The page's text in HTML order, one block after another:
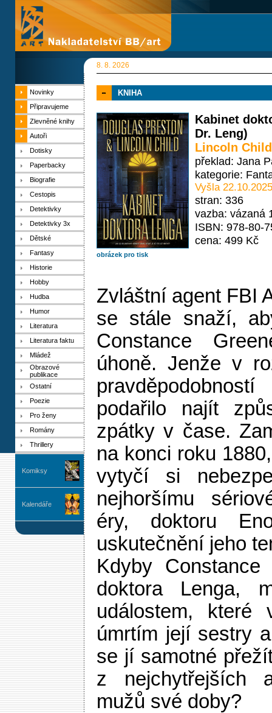
8. 8. 2026
Novinky
Připravujeme
Zlevněné knihy
Autoři
Dotisky
Paperbacky
Biografie
Cestopis
Detektivky
Detektivky 3x
Dětské
Fantasy
Historie
Hobby
Hudba
Humor
Literatura
Literatura faktu
Mládež
Obrazové
publikace
Ostatní
Poezie
Pro ženy
Romány
Thrillery
Komiksy
Kalendáře
KNIHA
obrázek pro tisk
Kabinet
Dr. Leng)
Lincoln Child
překlad: Jana
kategorie:
Vyšla 22.10.2025
stran: 336
vazba: vázaná
ISBN: 978-80-
cena: 499 Kč
Zvláštní agent FBI
se stále snaží,
Constance
úhoně. Jenže v
podařilo najít
zpátky v čase.
na konci roku
vytyčí si
nejhoršímu
éry, doktoru
uskutečnění jeho
Kdyby
doktora Lenga,
událostem, které
úmrtím její sestry
se jí samotné
z nejchytřejších
mužů své doby?